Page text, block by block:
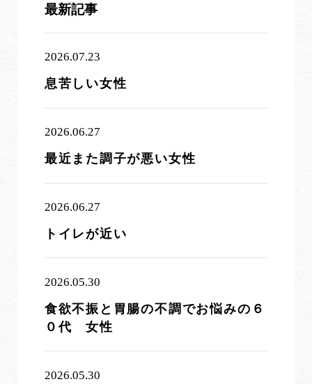
最新記事
2026.07.23
息苦しい女性
2026.06.27
最近また調子が悪い女性
2026.06.27
トイレが近い
2026.05.30
食欲不振と胃腸の不調でお悩みの６
０代 女性
2026.05.30